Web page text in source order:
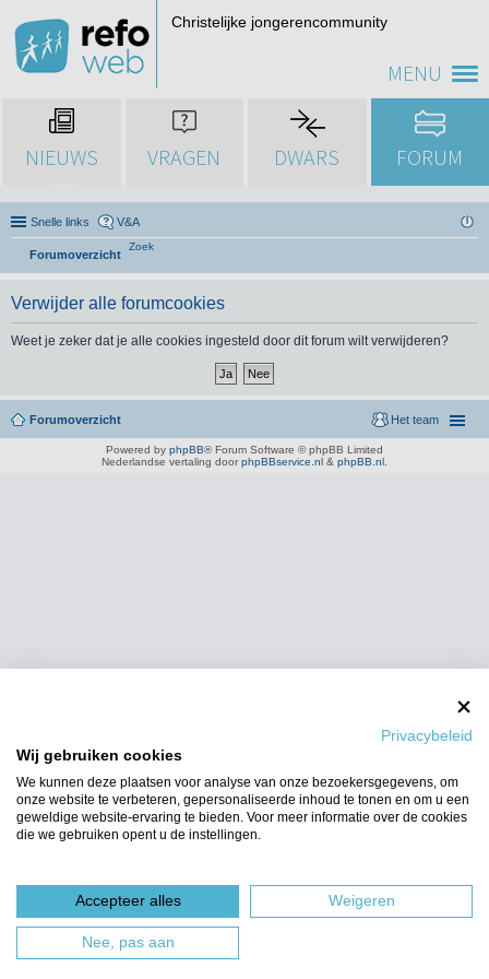
MENU
Christelijke jongerencommunity
NIEUWS VRAGEN DWARS FORUM
Snelle links V&A
Forumoverzicht
Zoek
Verwijder alle forumcookies
Weet je zeker dat je alle cookies ingesteld door dit forum wilt verwijderen?
Forumoverzicht Het team
Powered by phpBB® Forum Software © phpBB Limited
Nederlandse vertaling door phpBBservice.nl & phpBB.nl
Privacybeleid
Wij gebruiken cookies
We kunnen deze plaatsen voor analyse van onze bezoekersgegevens, om
onze website te verbeteren, gepersonaliseerde inhoud te tonen en om u een
geweldige website-ervaring te bieden. Voor meer informatie over de cookies
die we gebruiken opent u de instellingen.
Accepteer alles Weigeren
Nee, pas aan